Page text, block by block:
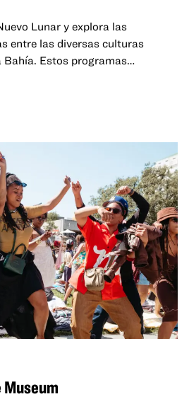
Lunar y explora las
entre las diversas culturas
Bahía. Estos programas
del Año Nuevo Lunar a
comunidades AAPI se
con círculos de curación
virtuales.